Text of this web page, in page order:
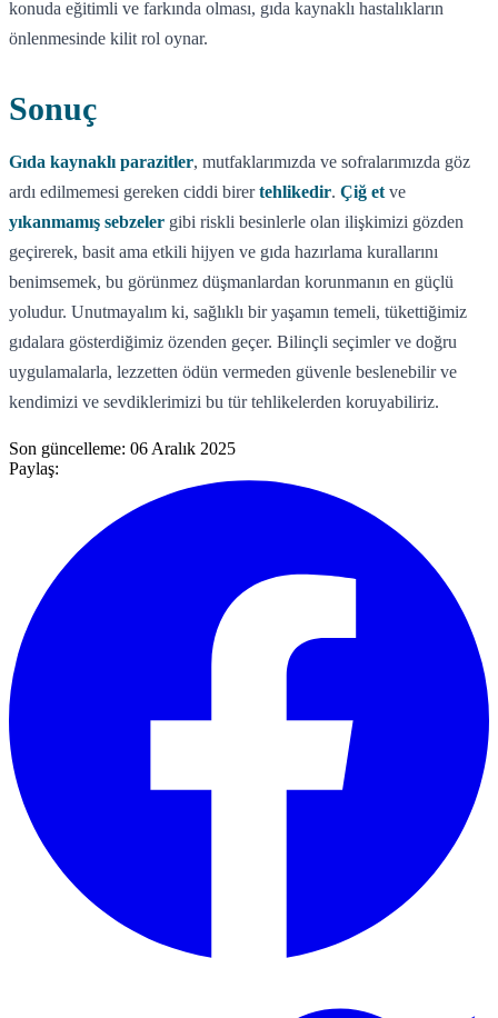
konuda eğitimli ve farkında olması, gıda kaynaklı hastalıkların
önlenmesinde kilit rol oynar.
Sonuç
Gıda kaynaklı parazitler, mutfaklarımızda ve sofralarımızda göz
ardı edilmemesi gereken ciddi birertehlikedir. Çiğ et ve
yıkanmamış sebzeler gibi riskli besinlerle olan ilişkimizi gözden
geçirerek, basit ama etkili hijyen ve gıda hazırlama kurallarını
benimsemek, bu görünmez düşmanlardan korunmanın en güçlü
yoludur. Unutmayalım ki, sağlıklı bir yaşamın temeli, tükettiğimiz
gıdalara gösterdiğimiz özenden geçer. Bilinçli seçimler ve doğru
uygulamalarla, lezzetten ödün vermeden güvenle beslenebilir ve
kendimizi ve sevdiklerimizi bu tür tehlikelerden koruyabiliriz.
Son güncelleme: 06 Aralık 2025
Paylaş: